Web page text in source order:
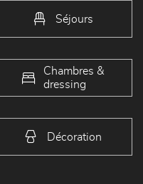
Séjours
Chambres &
dressing
Décoration